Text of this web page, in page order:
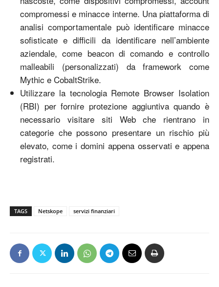
compromessi e minacce interne. Una piattaforma di
analisi comportamentale può identificare minacce
sofisticate e difficili da identificare nell’ambiente
aziendale, come beacon di comando e controllo
malleabili (personalizzati) da framework come
Mythic e CobaltStrike.
Utilizzare la tecnologia Remote Browser Isolation
(RBI) per fornire protezione aggiuntiva quando è
necessario visitare siti Web che rientrano in
categorie che possono presentare un rischio più
elevato, come i domini appena osservati e appena
registrati.
TAGS Netskope servizi finanziari